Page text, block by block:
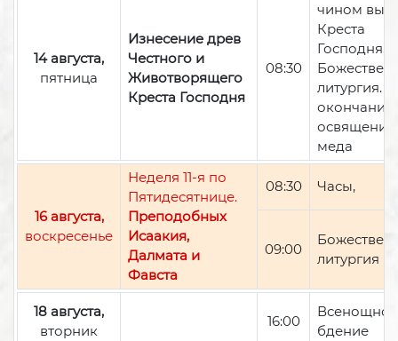
14 августа,
пятница
Изнесение древ
Честного и
Животворящего
Креста Господня
08:30
чином
Креста
Господня,
литургия.
окончании
освящение
меда
16 августа,
воскресенье
Неделя 11-я по
Пятидесятнице.
Преподобных
Исаакия,
Далмата и
Фавста
08:30 Часы,
09:00
литургия
18 августа,
вторник
16:00
Всенощное
бдение